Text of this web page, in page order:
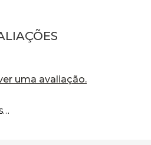
uma avaliação.